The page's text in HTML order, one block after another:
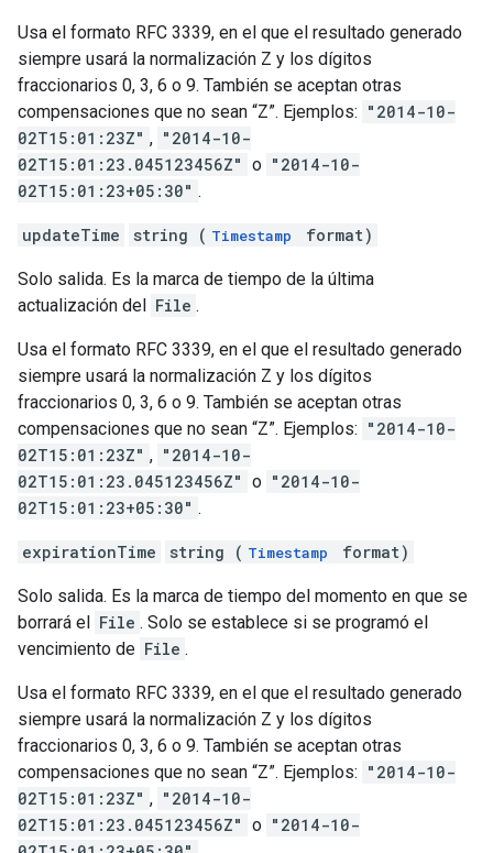
Usa el formato RFC 3339, en el que el resultado generado
siempre usará la normalización Z y los dígitos
fraccionarios 0, 3, 6 o 9. También se aceptan otras
compensaciones que no sean “Z”. Ejemplos: "2014-10-
02T15:01:23Z" , "2014-10-
02T15:01:23.045123456Z" o "2014-10-
02T15:01:23+05:30" .
updateTime string ( Timestamp format)
Solo salida. Es la marca de tiempo de la última
actualización del File .
Usa el formato RFC 3339, en el que el resultado generado
siempre usará la normalización Z y los dígitos
fraccionarios 0, 3, 6 o 9. También se aceptan otras
compensaciones que no sean “Z”. Ejemplos: "2014-10-
02T15:01:23Z" , "2014-10-
02T15:01:23.045123456Z" o "2014-10-
02T15:01:23+05:30" .
expirationTime string ( Timestamp format)
Solo salida. Es la marca de tiempo del momento en que se
borrará el File . Solo se establece si se programó el
vencimiento de File .
Usa el formato RFC 3339, en el que el resultado generado
siempre usará la normalización Z y los dígitos
fraccionarios 0, 3, 6 o 9. También se aceptan otras
compensaciones que no sean “Z”. Ejemplos: "2014-10-
02T15:01:23Z" , "2014-10-
02T15:01:23.045123456Z" o "2014-10-